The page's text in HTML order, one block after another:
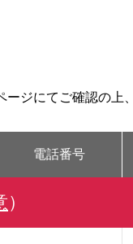
ジにてご確認の上
電話番号
）